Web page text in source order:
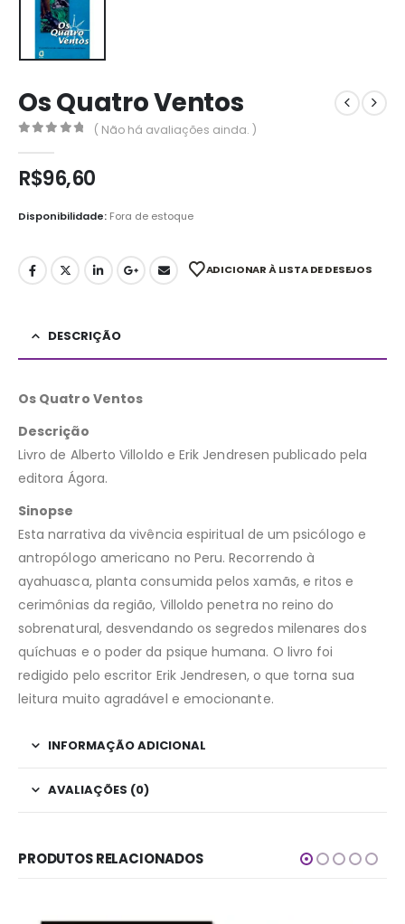
Os Quatro Ventos
( Não há avaliações ainda. )
R$96,60
Disponibilidade: Fora de estoque
ADICIONAR À LISTA DE DESEJOS
DESCRIÇÃO
Os Quatro Ventos
Descrição
Livro de Alberto Villoldo e Erik Jendresen publicado pela
editora Ágora.
Sinopse
Esta narrativa da vivência espiritual de um psicólogo e
antropólogo americano no Peru. Recorrendo à
ayahuasca, planta consumida pelos xamãs, e ritos e
cerimônias da região, Villoldo penetra no reino do
sobrenatural, desvendando os segredos milenares dos
quíchuas e o poder da psique humana. O livro foi
redigido pelo escritor Erik Jendresen, o que torna sua
leitura muito agradável e emocionante.
INFORMAÇÃO ADICIONAL
AVALIAÇÕES (0)
PRODUTOS RELACIONADOS